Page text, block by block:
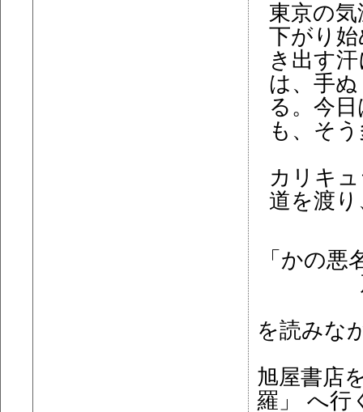
東京の
下がり
き出す
は、手
る。今
も、そ
カリキ
道を渡
「かの
を読みな
旭屋書店
羅」 へ行